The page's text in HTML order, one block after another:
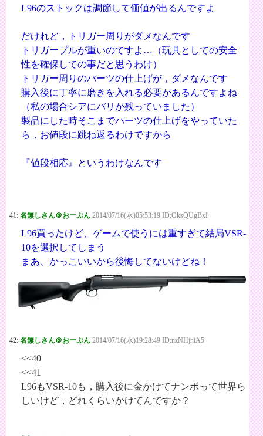
L96のストックは調節して価値が出るんですよ
だけれど，トリガー周りがダメなんです
トリガープルが重いのですよ…（玩具としての安全
性を確保しての事だと思うわけ）
トリガー周りのパーツの仕上げが，ダメなんです
購入後に丁寧に磨きを入れる必要があるんですよね
（私の場合シアにバリが残っていました）
製品にした時そこまでパーツの仕上げをやっていた
ら，お値段に跳ね返るわけですから
『値段相応』というわけなんです
41: 名無しさん＠おーぷん 2014/07/16(水)05:53:19 ID:OksQUgBxI
L96買ったけど、ゲームで使うには重すぎて結局VSR-
10を選択してしまう
まあ、かっこいいから後悔してないけどね！
42: 名無しさん＠おーぷん 2014/07/16(水)19:28:49 ID:nzNHjniA5
<<40
<<41
L96もVSR-10も，購入後に金かけてナンボって世界ら
しいけど，どれくらいかけてんですか？